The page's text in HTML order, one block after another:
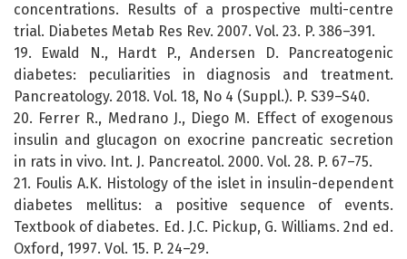
concentrations. Results of a prospective multi-centre
trial. Diabetes Metab Res Rev. 2007. Vol. 23. P. 386–391.
19. Ewald N., Hardt P., Andersen D. Pancreatogenic
diabetes: peculiarities in diagnosis and treatment.
Pancreatology. 2018. Vol. 18, No 4 (Suppl.). P. S39–S40.
20. Ferrer R., Medrano J., Diego M. Effect of exogenous
insulin and glucagon on exocrine pancreatic secretion
in rats in vivo. Int. J. Pancreatol. 2000. Vol. 28. P. 67–75.
21. Foulis A.K. Histology of the islet in insulin-dependent
diabetes mellitus: a positive sequence of events.
Textbook of diabetes. Ed. J.C. Pickup, G. Williams. 2nd ed.
Oxford, 1997. Vol. 15. P. 24–29.